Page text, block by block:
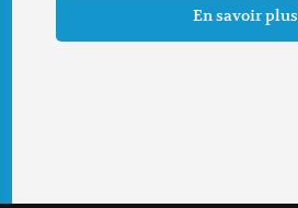
En savoir plus